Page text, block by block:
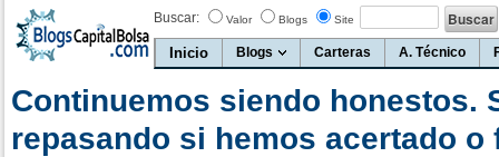
Buscar: Valor Blogs Site
Inicio Blogs Carteras A. Técnico
Continuemos siendo honestos.
repasando si hemos acertado o